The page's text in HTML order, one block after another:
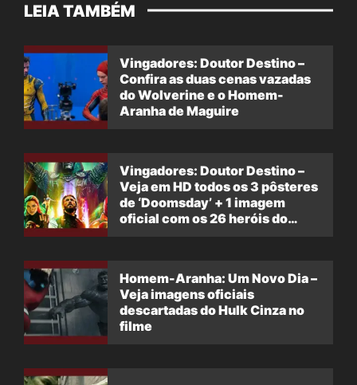
LEIA TAMBÉM
Vingadores: Doutor Destino –
Confira as duas cenas vazadas
do Wolverine e o Homem-
Aranha de Maguire
Vingadores: Doutor Destino –
Veja em HD todos os 3 pôsteres
de ‘Doomsday’ + 1 imagem
oficial com os 26 heróis do
Homem-Aranha: Um Novo Dia –
Veja imagens oficiais
descartadas do Hulk Cinza no
filme